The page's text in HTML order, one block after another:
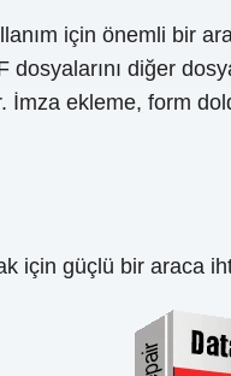
için önemli bir
dosyalarını diğer
İmza ekleme, form
için güçlü bir araca